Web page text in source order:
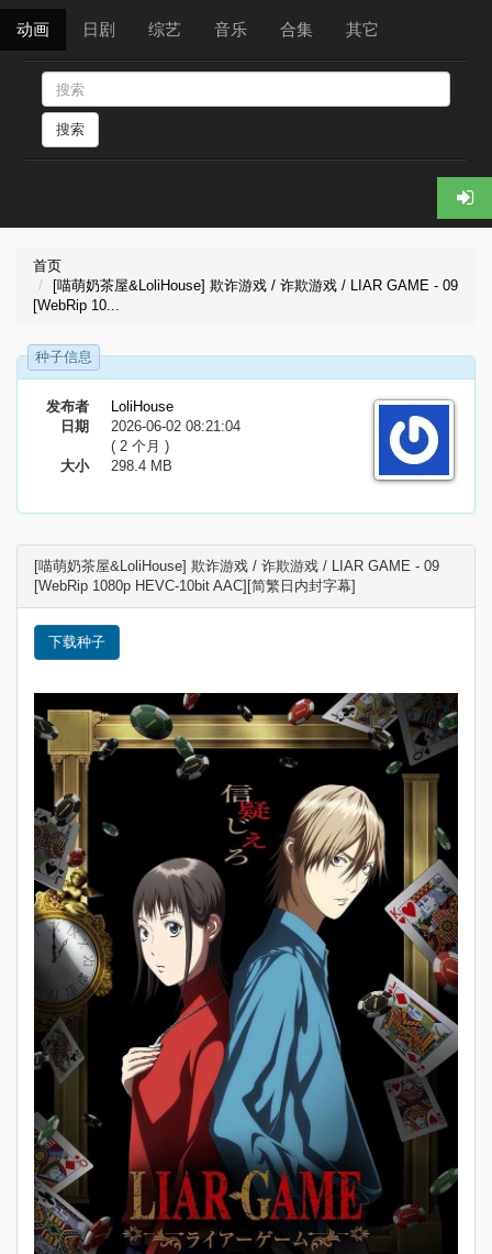
动画 日剧 综艺 音乐 合集 其它
搜索
首页
[喵萌奶茶屋&LoliHouse] 欺诈游戏 / 诈欺游戏 / LIAR GAME - 09
[WebRip 10...
种子信息
发布者
LoliHouse
日期
2026-06-02 08:21:04
( 2 个月 )
大小
298.4 MB
[喵萌奶茶屋&LoliHouse] 欺诈游戏 / 诈欺游戏 / LIAR GAME - 09
[WebRip 1080p HEVC-10bit AAC][简繁日内封字幕]
下载种子